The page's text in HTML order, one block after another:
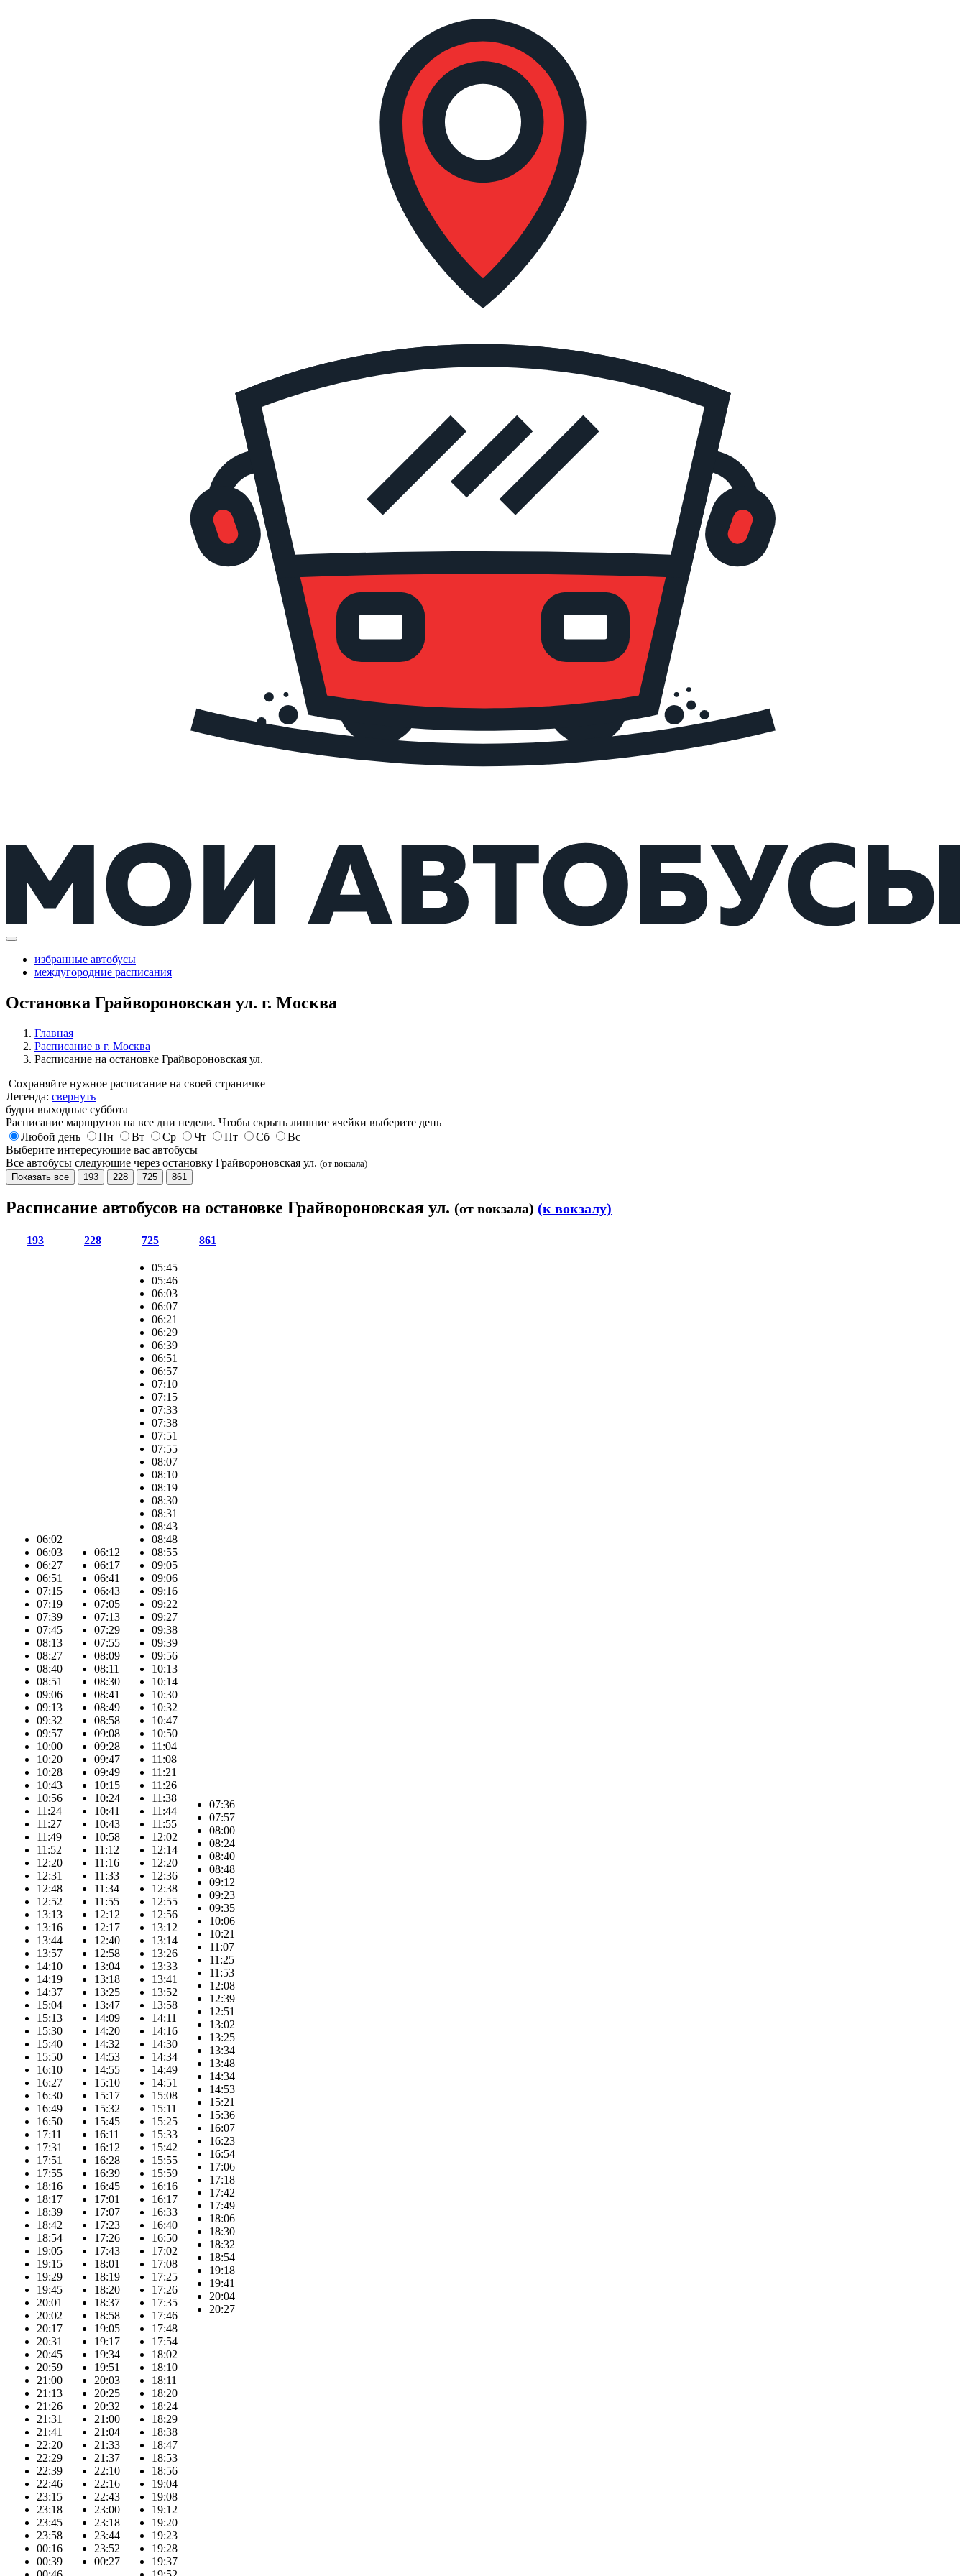
избранные автобусы
междугородние расписания
Остановка Грайвороновская ул. г. Москва
Главная
Расписание в г. Москва
Расписание на остановке Грайвороновская ул.
Сохраняйте нужное расписание на своей страничке
Легенда: свернуть
будни выходные суббота
Расписание маршрутов на все дни недели. Чтобы скрыть лишние ячейки выберите день
Любой день
Пн Вт Ср Чт Пт Сб
Вс
Выберите интересующие вас автобусы
Все автобусы следующие через остановку Грайвороновская ул. (от вокзала)
Показать все
193 228 725 861
Расписание автобусов на остановке Грайвороновская ул. (от вокзала) (к вокзалу)
193 228 725 861
06:02
06:03
06:27
06:51
07:15
07:19
07:39
07:45
08:13
08:27
08:40
08:51
09:06
09:13
09:32
09:57
10:00
10:20
10:28
10:43
10:56
11:24
11:27
11:49
11:52
12:20
12:31
12:48
12:52
13:13
13:16
13:44
13:57
14:10
14:19
14:37
15:04
15:13
15:30
15:40
15:50
16:10
16:27
16:30
16:49
16:50
17:11
17:31
17:51
17:55
18:16
18:17
18:39
18:42
18:54
19:05
19:15
19:29
19:45
20:01
20:02
20:17
20:31
20:45
20:59
21:00
21:13
21:26
21:31
21:41
22:20
22:29
22:39
22:46
23:15
23:18
23:45
23:58
00:16
00:39
06:12
06:17
06:41
06:43
07:05
07:13
07:29
07:55
08:09
08:11
08:30
08:41
08:49
08:58
09:08
09:28
09:47
09:49
10:15
10:24
10:41
10:43
10:58
11:12
11:16
11:33
11:34
11:55
12:12
12:17
12:40
12:58
13:04
13:18
13:25
13:47
14:09
14:20
14:32
14:53
14:55
15:10
15:17
15:32
15:45
16:11
16:12
16:28
16:39
16:45
17:01
17:07
17:23
17:26
17:43
18:01
18:19
18:20
18:37
18:58
19:05
19:17
19:34
19:51
20:03
20:25
20:32
21:00
21:04
21:33
21:37
22:10
22:16
22:43
23:00
23:18
23:44
23:52
00:27
05:45
05:46
06:03
06:07
06:21
06:29
06:39
06:51
06:57
07:10
07:15
07:33
07:38
07:51
07:55
08:07
08:10
08:19
08:30
08:31
08:43
08:48
08:55
09:05
09:06
09:16
09:22
09:27
09:38
09:39
09:56
10:13
10:14
10:30
10:32
10:47
10:50
11:04
11:08
11:21
11:26
11:38
11:44
11:55
12:02
12:14
12:20
12:36
12:38
12:55
12:56
13:12
13:14
13:26
13:33
13:41
13:52
13:58
14:11
14:16
14:30
14:34
14:49
14:51
15:08
15:11
15:25
15:33
15:42
15:55
15:59
16:16
16:17
16:33
16:40
16:50
17:02
17:08
17:25
17:26
17:35
17:46
17:48
17:54
18:02
18:10
18:11
18:20
18:24
18:29
18:38
18:47
18:53
18:56
19:04
19:08
19:12
19:20
19:23
19:28
19:37
07:36
07:57
08:00
08:24
08:40
08:48
09:12
09:23
09:35
10:06
10:21
11:07
11:25
11:53
12:08
12:39
12:51
13:02
13:25
13:34
13:48
14:34
14:53
15:21
15:36
16:07
16:23
16:54
17:06
17:18
17:42
17:49
18:06
18:30
18:32
18:54
19:18
19:41
20:04
20:27